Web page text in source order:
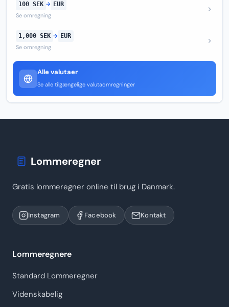
100 SEK → EUR
Se omregning
1,000 SEK → EUR
Se omregning
Alle valutaer
Se alle tilgængelige valutaomregninger
Lommeregner
Gratis lommeregner online til brug i Danmark.
Instagram Facebook Kontakt
Lommeregnere
Standard Lommeregner
Videnskabelig